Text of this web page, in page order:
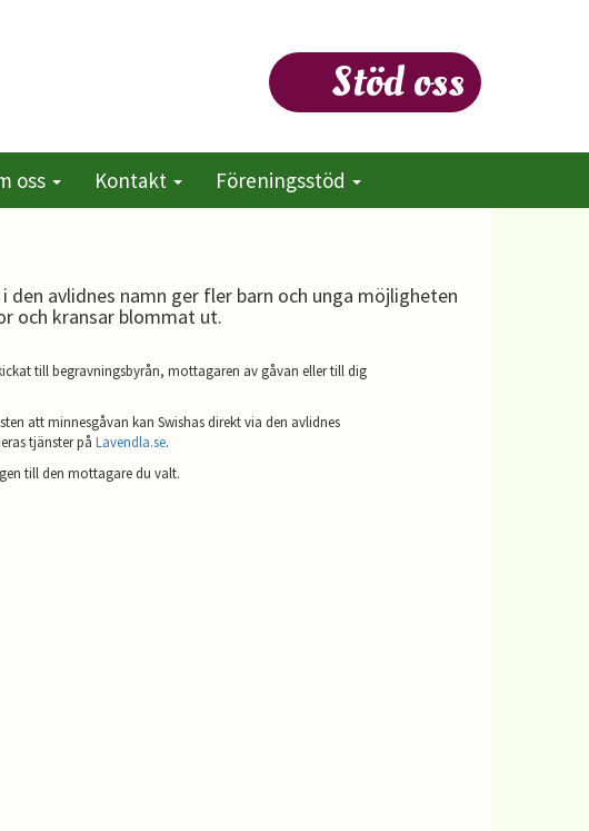
Stöd oss
oss Kontakt Föreningsstöd
avlidnes namn ger fler barn och unga möjligheten
och kransar blommat ut.
till begravningsbyrån, mottagaren av gåvan eller till dig
att minnesgåvan kan Swishas direkt via den avlidnes
tjänster på Lavendla.se.
till den mottagare du valt.